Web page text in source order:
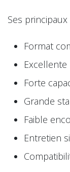
Ses principaux
Format
Excellente
Forte
Grande
Faible
Entretien